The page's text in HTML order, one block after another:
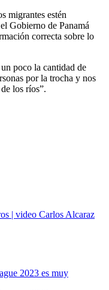
migrantes estén
Gobierno de Panamá
correcta sobre lo
poco la cantidad de
por la trocha y nos
los ríos”.
Carlos Alcaraz
2023 es muy